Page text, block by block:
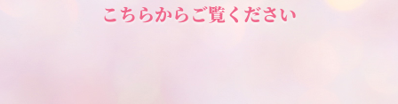
こちらからご覧ください